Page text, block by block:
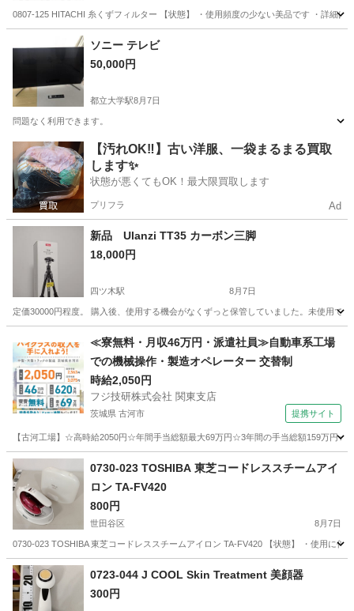
0807-125 HITACHI 糸くずフィルター 【状態】 ・使用頻度の少ない美品です ・詳細
八王子市
ソニー テレビ
50,000円
都立大学駅8月7日
問題なく利用できます。
東京 目黒区 都立大学駅 テレビ
【汚れOK‼️】古い洋服、一袋まるまる買取
します✨
状態が悪くてもOK！最大限買取します
プリフラ Ad
新品 Ulanzi TT35 カーボン三脚
18,000円
四ツ木駅 8月7日
定価30000円程度。 購入後、使用する機会がなくずっと保管していました。未使用で
四ツ木駅 カメラ 雲台
≪寮無料・月収46万円・派遣社員≫自動車系工場
での機械操作・製造オペレーター 交替制
時給2,050円
フジ技研株式会社 関東支店
茨城県 古河市 提携サイト
【古河工場】☆高時給2050円☆年間手当総額最大69万円☆3年間の手当総額159万円☆
茨城 古河市
0730-023 TOSHIBA 東芝コードレススチームアイ
ロン TA-FV420
800円
世田谷区 8月7日
0730-023 TOSHIBA 東芝コードレススチームアイロン TA-FV420 【状態】 ・使用に
東京 世田谷区 0723-044 J COOL Skin Treatment 美顔器
300円